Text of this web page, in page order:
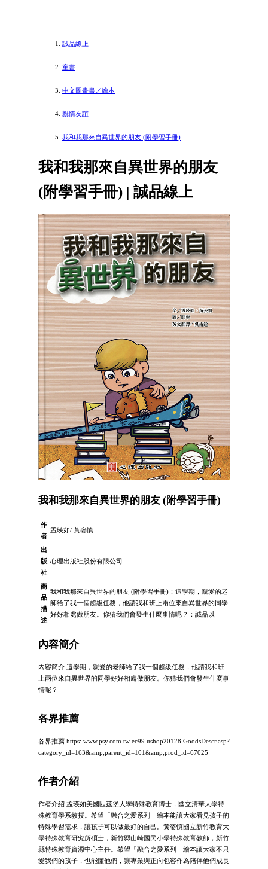
誠品線上
童書
中文圖畫書／繪本
親情友誼
我和我那來自異世界的朋友 (附學習手冊)
我和我那來自異世界的朋友
(附學習手冊) | 誠品線上
我和我那來自異世界的朋友 (附學習手冊)
作
者
孟瑛如/ 黃姿慎
出
版
社
心理出版社股份有限公司
商
品
描
述
我和我那來自異世界的朋友 (附學習手冊)：這學期，親愛的老
師給了我一個超級任務，他請我和班上兩位來自異世界的同學
好好相處做朋友。你猜我們會發生什麼事情呢？：誠品以
內容簡介
內容簡介 這學期，親愛的老師給了我一個超級任務，他請我和班
上兩位來自異世界的同學好好相處做朋友。你猜我們會發生什麼事
情呢？
各界推薦
各界推薦 https: www.psy.com.tw ec99 ushop20128 GoodsDescr.asp?
category_id=163&amp;parent_id=101&amp;prod_id=67025
作者介紹
作者介紹 孟瑛如美國匹茲堡大學特殊教育博士，國立清華大學特
殊教育學系教授。希望「融合之愛系列」繪本能讓大家看見孩子的
特殊學習需求，讓孩子可以做最好的自己。黃姿慎國立新竹教育大
學特殊教育研究所碩士，新竹縣山崎國民小學特殊教育教師，新竹
縣特殊教育資源中心主任。希望「融合之愛系列」繪本讓大家不只
愛我們的孩子，也能懂他們，讓專業與正向包容作為陪伴他們成長